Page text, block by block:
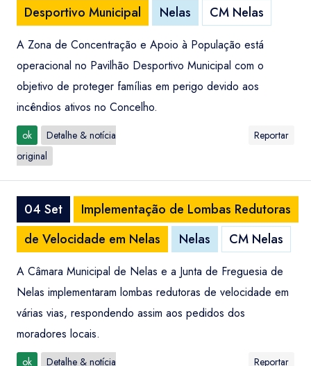
Desportivo Municipal
Nelas CM Nelas
A Zona de Concentração e Apoio à População está
operacional no Pavilhão Desportivo Municipal com o
objetivo de proteger famílias em perigo devido aos
incêndios ativos no Concelho.
ok
Detalhe & notícia
original
Reportar
04 Set
Implementação de Lombas Redutoras
de Velocidade em Nelas
Nelas CM Nelas
A Câmara Municipal de Nelas e a Junta de Freguesia de
Nelas implementaram lombas redutoras de velocidade em
várias vias, respondendo assim aos pedidos dos
moradores locais.
ok Detalhe & notícia Reportar